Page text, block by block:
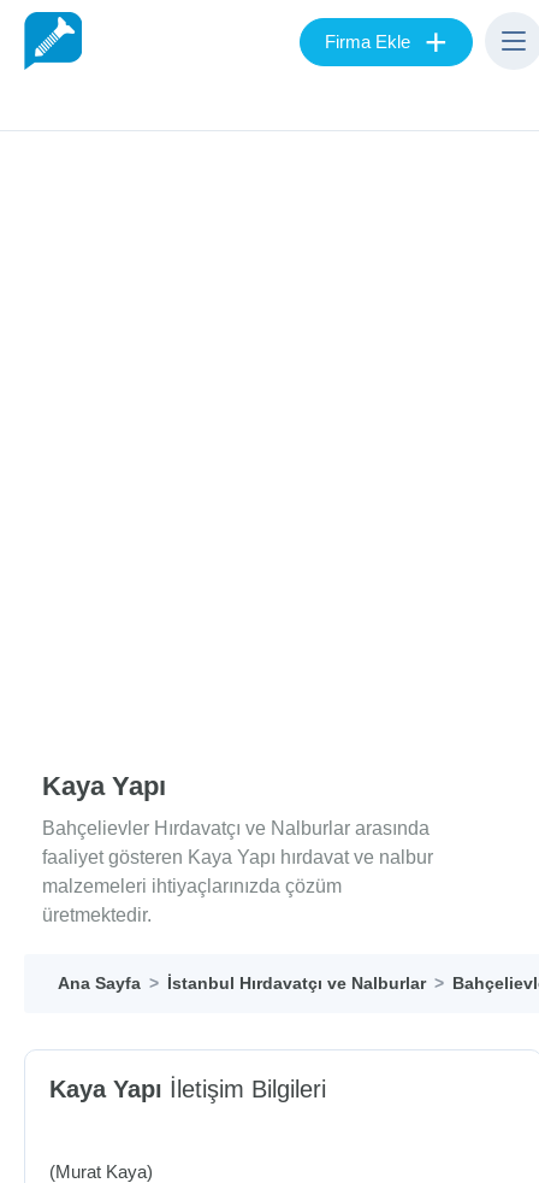
Firma Ekle +
Kaya Yapı
Bahçelievler Hırdavatçı ve Nalburlar arasında
faaliyet gösteren Kaya Yapı hırdavat ve nalbur
malzemeleri ihtiyaçlarınızda çözüm
üretmektedir.
Ana Sayfa İstanbul Hırdavatçı ve Nalburlar
Kaya Yapı İletişim Bilgileri
(Murat Kaya)